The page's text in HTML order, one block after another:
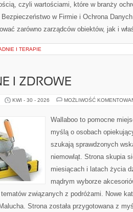
czyli wartościami, które w branży
w Firmie i Ochrona
zarówno zarządców obiektów, jak i
I TERAPIE
I ZDROWE
KWI - 30 - 2026 MOŻLIWOŚĆ
Wallaboo to pomocne
myślą o osobach
szukają sprawdzonych
niemowląt. Strona skupia
miesiącach i latach życia
mądrym wyborze
związanych z podróżami. Nowe
Strona została przygotowana z